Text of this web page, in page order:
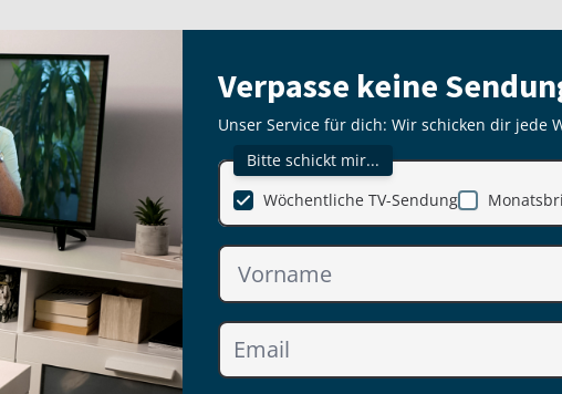
Verpasse keine
Unser Service für dich: Wir schicken dir jede
Bitte schickt mir...
Wöchentliche TV-Sendung